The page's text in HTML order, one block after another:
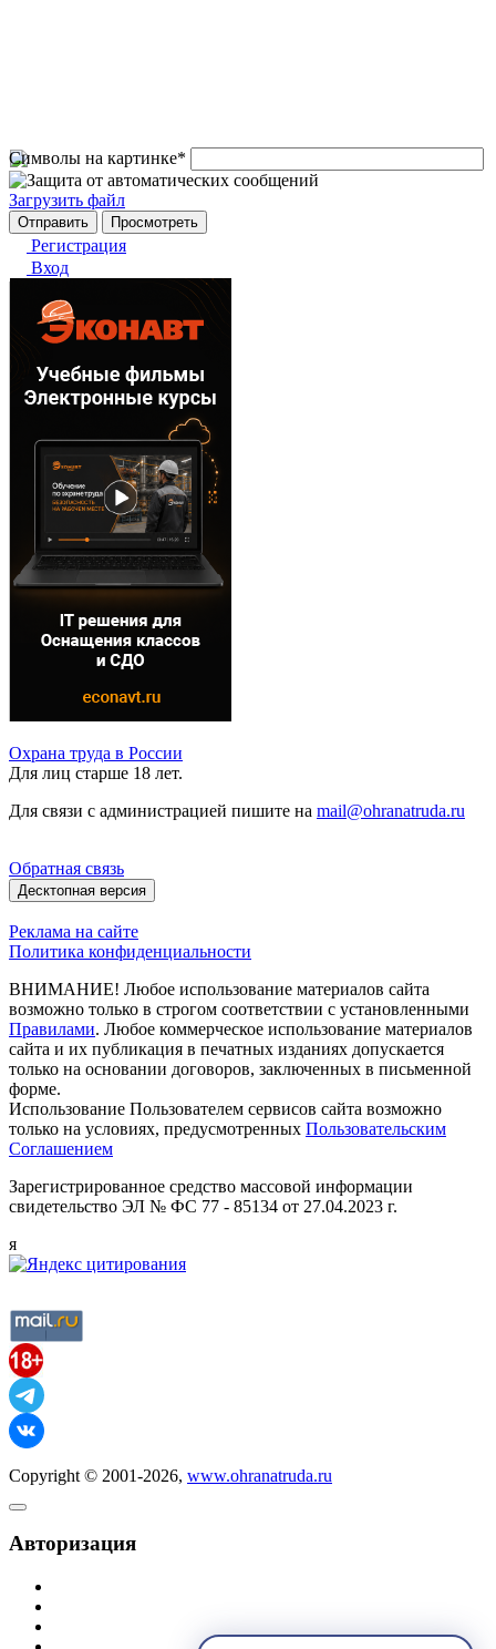
Символы на картинке*
Загрузить файл
Регистрация
Вход
Охрана труда в России
Для лиц старше 18 лет.
Для связи с администрацией пишите на mail@ohranatruda.ru
Обратная связь
Десктопная версия
Реклама на сайте
Политика конфиденциальности
ВНИМАНИЕ! Любое использование материалов сайта
возможно только в строгом соответствии с установленными
Правилами. Любое коммерческое использование материалов
сайта и их публикация в печатных изданиях допускается
только на основании договоров, заключенных в письменной
форме.
Использование Пользователем сервисов сайта возможно
только на условиях, предусмотренных Пользовательским
Соглашением
Зарегистрированное средство массовой информации
свидетельство ЭЛ № ФС 77 - 85134 от 27.04.2023 г.
я
Copyright © 2001-2026, www.ohranatruda.ru
Авторизация